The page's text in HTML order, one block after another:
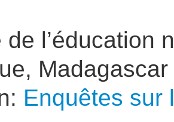
de l’éducation
Madagascar
Enquêtes sur